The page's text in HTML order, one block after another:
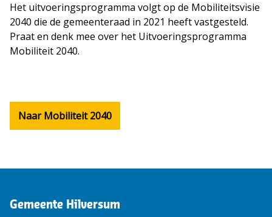
Het uitvoeringsprogramma volgt op de Mobiliteitsvisie
2040 die de gemeenteraad in 2021 heeft vastgesteld.
Praat en denk mee over het Uitvoeringsprogramma
Mobiliteit 2040.
Naar Mobiliteit 2040
Gemeente Hilversum